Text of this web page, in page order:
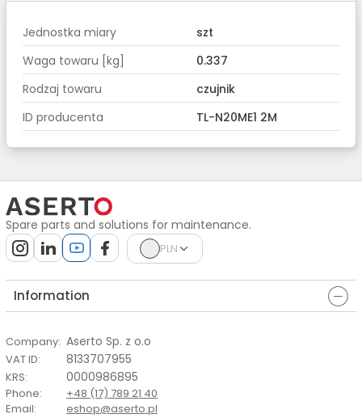
Jednostka miary
szt
Waga towaru [kg]
0.337
Rodzaj towaru
czujnik
ID producenta
TL-N20ME1 2M
Spare parts and solutions for maintenance.
PLN
Information
Company: Aserto Sp. z o.o
VAT ID: 8133707955
KRS: 0000986895
Phone:
+48 (17) 789 21 40
Email: eshop@aserto.pl